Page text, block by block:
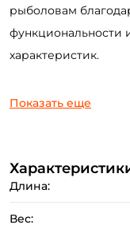
рыболовам
функциональности
характеристик.
На сегодняшний
от базового 4.2
весом и
привлекательность
Показать еще
Длина:
Вес:ФИО: *